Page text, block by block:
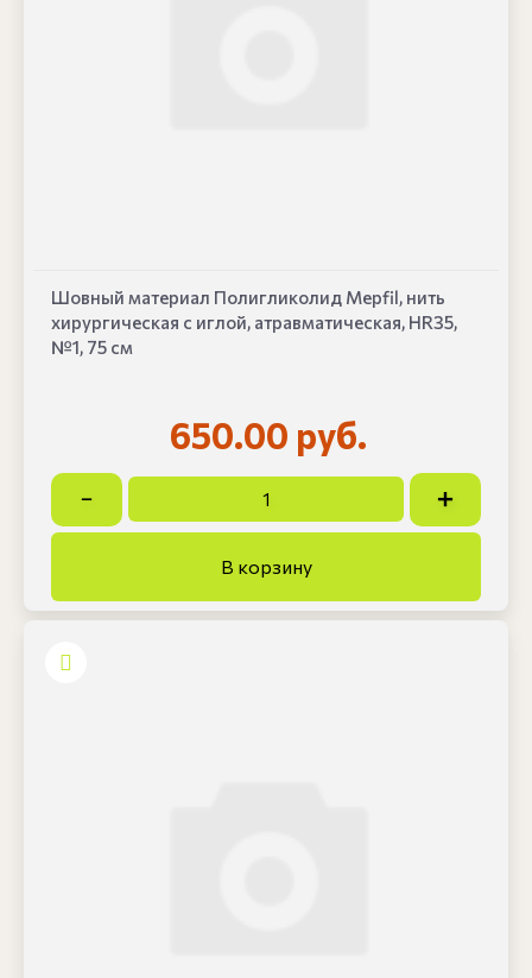
Шовный материал Полигликолид Mepfil, нить
хирургическая с иглой, атравматическая, HR35,
№1, 75 см
650.00 руб.